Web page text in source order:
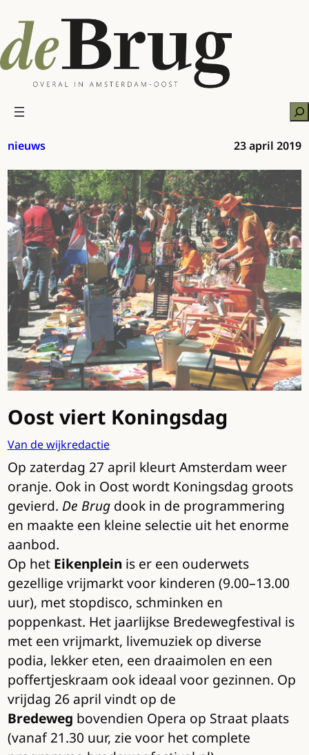
naar
de
inhoud
nieuws 23 april 2019
Oost viert Koningsdag
Van de wijkredactie
Op zaterdag 27 april kleurt Amsterdam weer
oranje. Ook in Oost wordt Koningsdag groots
gevierd. De Brug dook in de programmering
en maakte een kleine selectie uit het enorme
aanbod.
Op het Eikenplein is er een ouderwets
gezellige vrijmarkt voor kinderen (9.00–13.00
uur), met stopdisco, schminken en
poppenkast. Het jaarlijkse Bredewegfestival is
met een vrijmarkt, livemuziek op diverse
podia, lekker eten, een draaimolen en een
poffertjeskraam ook ideaal voor gezinnen. Op
vrijdag 26 april vindt op de
Bredeweg bovendien Opera op Straat plaats
(vanaf 21.30 uur, zie voor het complete